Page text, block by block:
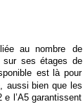
liée au nombre
de
sur ses étages de
est là pour
aussi bien que les
e l’A5 garantissent